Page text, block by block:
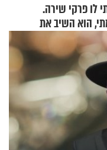
לו פרקי שירה.
הוא השיב את